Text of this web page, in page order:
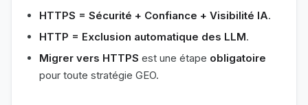
HTTPS = Sécurité + Confiance + Visibilité IA.
HTTP = Exclusion automatique des LLM.
Migrer vers HTTPS est une étape obligatoire
pour toute stratégie GEO.